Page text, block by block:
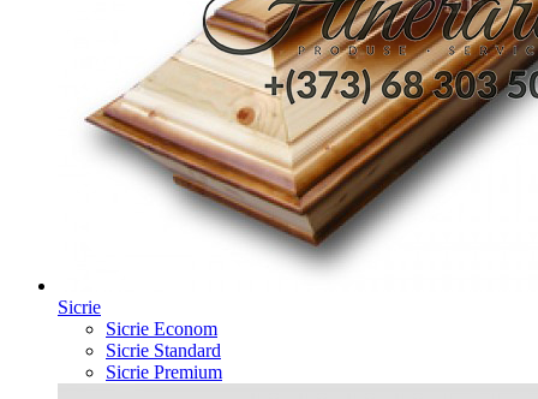
Sicrie
Sicrie Econom
Sicrie Standard
Sicrie Premium